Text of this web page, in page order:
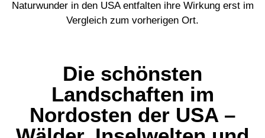
Naturwunder in den USA entfalten ihre Wirkung erst im
Vergleich zum vorherigen Ort.
Die schönsten
Landschaften im
Nordosten der USA –